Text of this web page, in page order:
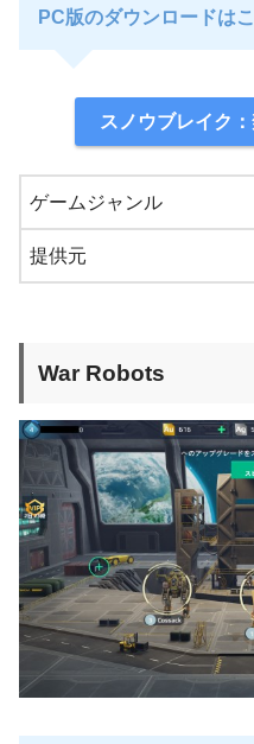
PC版のダウンロードは
スノウブレイク
ゲームジャンル
提供元
War Robots